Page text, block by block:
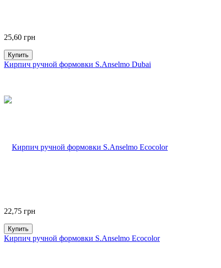
25,60 грн
Купить
Кирпич ручной формовки S.Anselmo Dubai
22,75 грн
Купить
Кирпич ручной формовки S.Anselmo Ecocolor